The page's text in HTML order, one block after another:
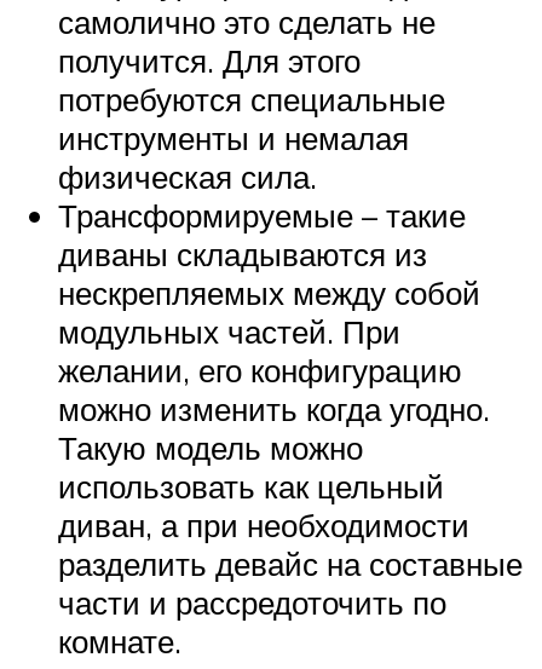
самолично это сделать не
получится. Для этого
потребуются специальные
инструменты и немалая
физическая сила.
Трансформируемые – такие
диваны складываются из
нескрепляемых между собой
модульных частей. При
желании, его конфигурацию
можно изменить когда угодно.
Такую модель можно
использовать как цельный
диван, а при необходимости
разделить девайс на составные
части и рассредоточить по
комнате.